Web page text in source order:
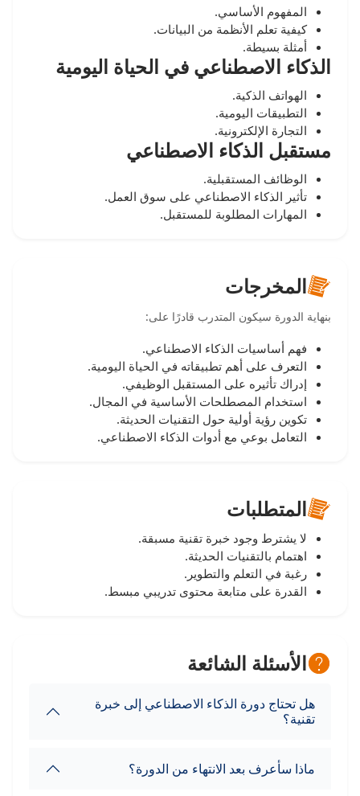
المفهوم الأساسي.
كيفية تعلم الأنظمة من البيانات.
أمثلة بسيطة.
الذكاء الاصطناعي في الحياة اليومية
الهواتف الذكية.
التطبيقات اليومية.
التجارة الإلكترونية.
مستقبل الذكاء الاصطناعي
الوظائف المستقبلية.
تأثير الذكاء الاصطناعي على سوق العمل.
المهارات المطلوبة للمستقبل.
المخرجات
بنهاية الدورة سيكون المتدرب قادرًا على:
فهم أساسيات الذكاء الاصطناعي.
التعرف على أهم تطبيقاته في الحياة اليومية.
إدراك تأثيره على المستقبل الوظيفي.
استخدام المصطلحات الأساسية في المجال.
تكوين رؤية أولية حول التقنيات الحديثة.
التعامل بوعي مع أدوات الذكاء الاصطناعي.
المتطلبات
لا يشترط وجود خبرة تقنية مسبقة.
اهتمام بالتقنيات الحديثة.
رغبة في التعلم والتطوير.
القدرة على متابعة محتوى تدريبي مبسط.
الأسئلة الشائعة
هل تحتاج دورة الذكاء الاصطناعي إلى خبرة
تقنية؟
ماذا سأعرف بعد الانتهاء من الدورة؟